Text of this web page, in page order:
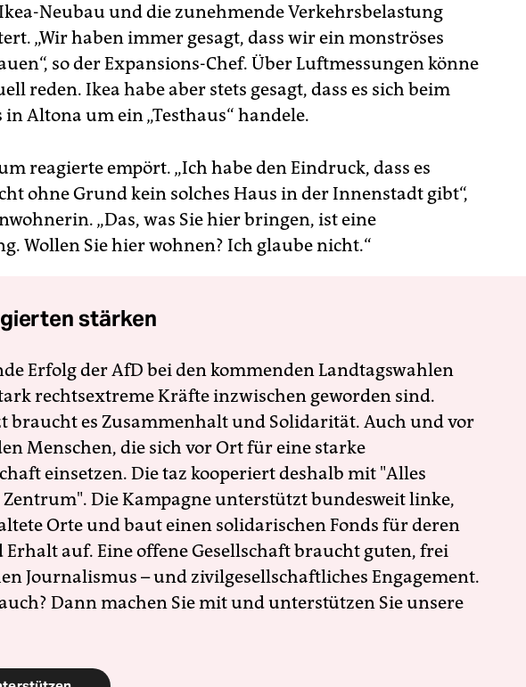
Neubau und die zunehmende Verkehrsbelastung
„Wir haben immer gesagt, dass wir ein monströses
so der Expansions-Chef. Über Luftmessungen könne
reden. Ikea habe aber stets gesagt, dass es sich beim
Altona um ein „Testhaus“ handele.
reagierte empört. „Ich habe den Eindruck, dass es
ohne Grund kein solches Haus in der Innenstadt gibt“,
„Das, was Sie hier bringen, ist eine
Wollen Sie hier wohnen? Ich glaube nicht.“
stärken
Erfolg der AfD bei den kommenden Landtagswahlen
rechtsextreme Kräfte inzwischen geworden sind.
braucht es Zusammenhalt und Solidarität. Auch und vor
Menschen, die sich vor Ort für eine starke
einsetzen. Die taz kooperiert deshalb mit "Alles
Die Kampagne unterstützt bundesweit linke,
Orte und baut einen solidarischen Fonds für deren
Erhalt auf. Eine offene Gesellschaft braucht guten, frei
Journalismus – und zivilgesellschaftliches Engagement.
Dann machen Sie mit und unterstützen Sie unsere